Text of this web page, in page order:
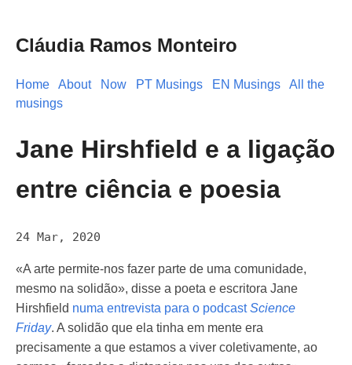
Cláudia Ramos Monteiro
Home About Now PT Musings EN Musings
All the
musings
Jane Hirshfield e a ligação
entre ciência e poesia
24 Mar, 2020
«A arte permite-nos fazer parte de uma comunidade,
mesmo na solidão», disse a poeta e escritora Jane
Hirshfield numa entrevista para o podcastScience
Friday. A solidão que ela tinha em mente era
precisamente a que estamos a viver coletivamente, ao